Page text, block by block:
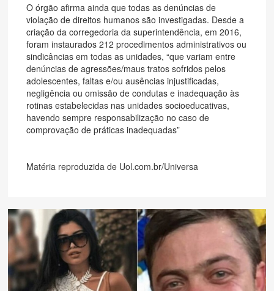
O órgão afirma ainda que todas as denúncias de
violação de direitos humanos são investigadas. Desde a
criação da corregedoria da superintendência, em 2016,
foram instaurados 212 procedimentos administrativos ou
sindicâncias em todas as unidades, “que variam entre
denúncias de agressões/maus tratos sofridos pelos
adolescentes, faltas e/ou ausências injustificadas,
negligência ou omissão de condutas e inadequação às
rotinas estabelecidas nas unidades socioeducativas,
havendo sempre responsabilização no caso de
comprovação de práticas inadequadas”
Matéria reproduzida de Uol.com.br/Universa